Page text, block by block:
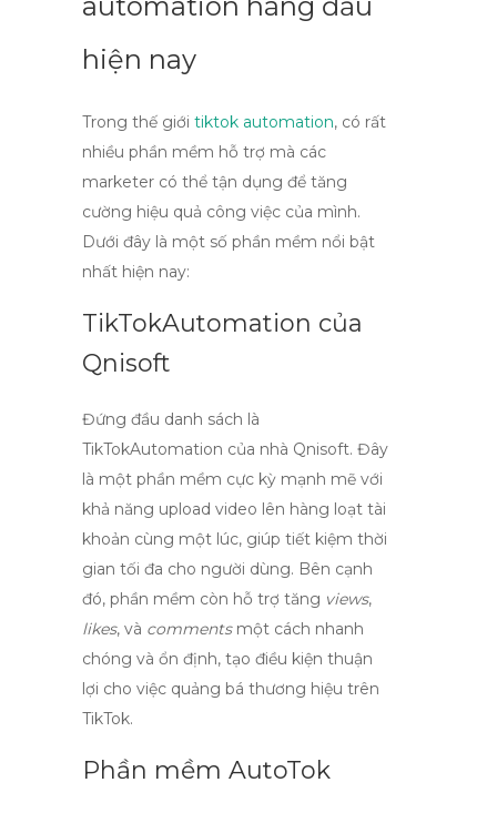
hiện nay
Trong thế giới tiktok automation, có rất
nhiều phần mềm hỗ trợ mà các
marketer có thể tận dụng để tăng
cường hiệu quả công việc của mình.
Dưới đây là một số phần mềm nổi bật
nhất hiện nay:
TikTokAutomation của
Qnisoft
Đứng đầu danh sách là
TikTokAutomation của nhà Qnisoft. Đây
là một phần mềm cực kỳ mạnh mẽ với
khả năng upload video lên hàng loạt tài
khoản cùng một lúc, giúp tiết kiệm thời
gian tối đa cho người dùng. Bên cạnh
đó, phần mềm còn hỗ trợ tăng views,
likes, và commentsmột cách nhanh
chóng và ổn định, tạo điều kiện thuận
lợi cho việc quảng bá thương hiệu trên
TikTok.
Phần mềm AutoTok